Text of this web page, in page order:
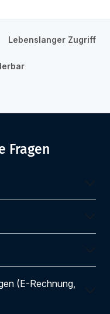
Lebenslanger Zugriff
Fragen
(E-Rechnung,